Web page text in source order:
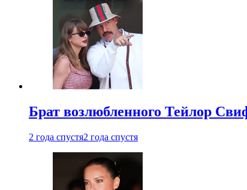
Брат возлюбленного Тейлор
2 года спустя2 года спустя